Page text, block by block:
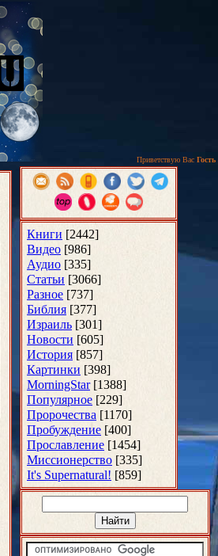
Приветствую Вас Гость
Книги [2442]
Видео [986]
Аудио [335]
Статьи [3066]
Разное [737]
Библия [377]
Израиль [301]
Новости [605]
История [857]
Картинки [398]
MorningStar [1388]
Популярное [229]
Пророчества [1170]
Пробуждение [400]
Прославление [1454]
Миссионерство [335]
It's Supernatural! [859]